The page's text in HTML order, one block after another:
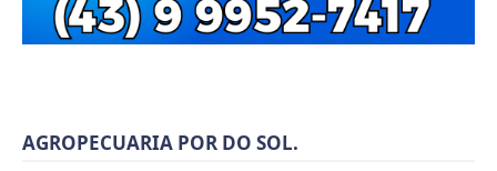
AGROPECUARIA POR DO SOL.